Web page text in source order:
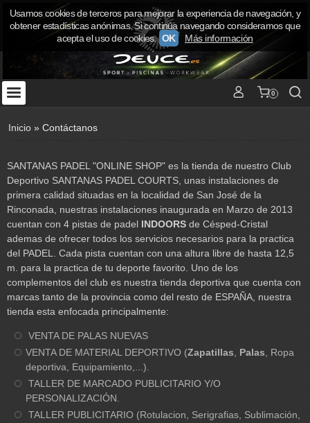
0
Inicio » Contáctanos
SANTANAS PADEL "ONLINE SHOP" es la tienda de nuestro Club
Deportivo SANTANAS PADEL COURTS, unas instalaciones de
primera calidad situadas en la localidad de San José de la
Rinconada, nuestras instalaciones inaugurada en Marzo de 2013
cuentan con 4 pistas de padel INDOORS de Césped-Cristal
ademas de ofrecer todos los servicios necesarios para la practica
del PADEL. Cada pista cuentan con una altura libre de hasta 12,5
m. para la practica de tu deporte favorito. Uno de los
complementos del club es nuestra tienda deportiva que cuenta con
marcas tanto de la provincia como del resto de ESPAÑA, nuestra
tienda esta enfocada principalmente:
VENTA DE PALAS NUEVAS
VENTA DE MATERIAL DEPORTIVO (Zapatillas, Palas, Ropa
deportiva, Equipamiento,...).
TALLER DE MARCADO PUBLICITARIO Y/O
PERSONALIZACIÓN.
TALLER PUBLICITARIO (Rotulacion, Serigrafias, Sublimación,
Usamos cookies de terceros para mejorar la experiencia de navegación, y
obtener estadísticas anónimas. Si continúa navegando consideramos que
acepta el uso de cookies. OK Más información